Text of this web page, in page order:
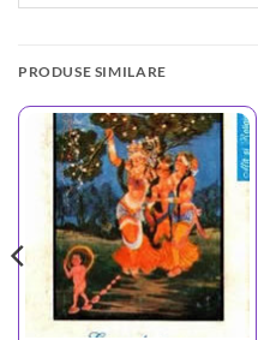
PRODUSE SIMILARE